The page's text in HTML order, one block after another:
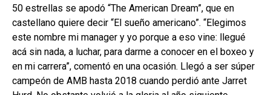
50 estrellas se apodó “The American Dream”, que en
castellano quiere decir “El sueño americano”. “Elegimos
este nombre mi manager y yo porque a eso vine: llegué
acá sin nada, a luchar, para darme a conocer en el boxeo y
en mi carrera”, comentó en una ocasión. Llegó a ser súper
campeón de AMB hasta 2018 cuando perdió ante Jarret